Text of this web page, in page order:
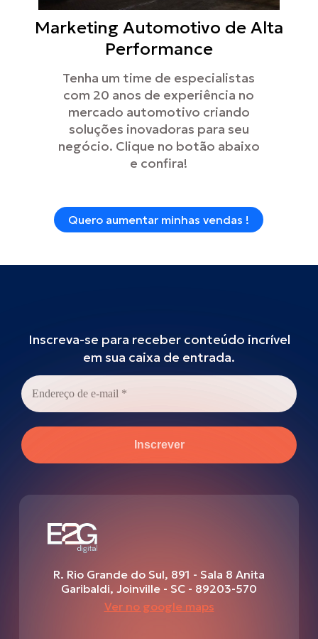
Marketing Automotivo de Alta
Performance
Tenha um time de especialistas
com 20 anos de experiência no
mercado automotivo criando
soluções inovadoras para seu
negócio. Clique no botão abaixo
e confira!
Quero aumentar minhas vendas !
Inscreva-se para receber conteúdo incrível
em sua caixa de entrada.
R. Rio Grande do Sul, 891 - Sala 8 Anita
Garibaldi, Joinville - SC - 89203-570
Ver no google maps